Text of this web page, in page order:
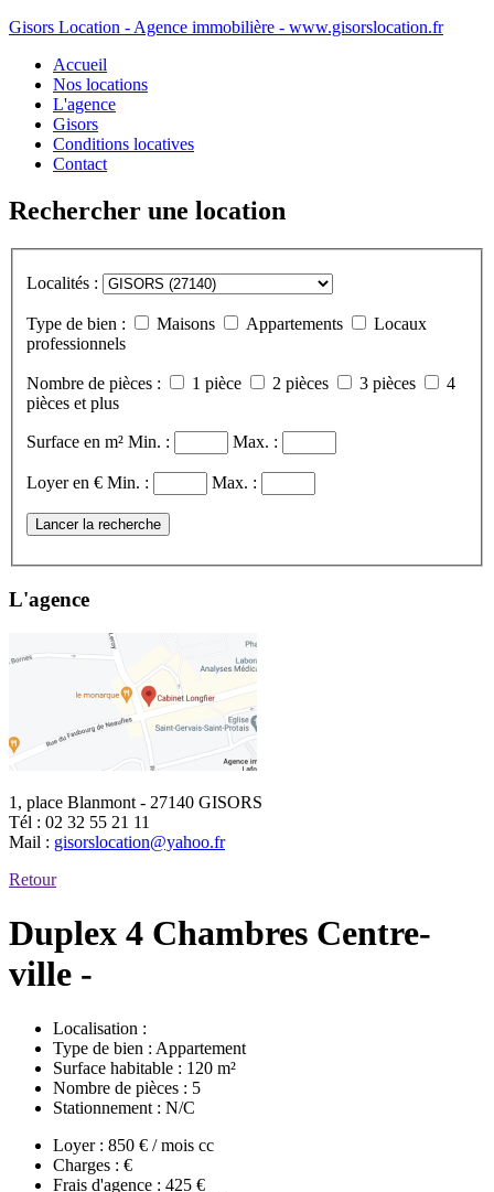
Gisors Location - Agence immobilière - www.gisorslocation.fr
Accueil
Nos locations
L'agence
Gisors
Conditions locatives
Contact
Rechercher une location
Localités :
Type de bien : Maisons Appartements
Locaux
professionnels
Nombre de pièces : 1 pièce 2 pièces 3 pièces
4
pièces et plus
Surface en m² Min. : Max. :
Loyer en € Min. : Max. :
Lancer la recherche
L'agence
1, place Blanmont - 27140 GISORS
Tél : 02 32 55 21 11
Mail : gisorslocation@yahoo.fr
Retour
Duplex 4 Chambres Centre-
ville -
Localisation :
Type de bien : Appartement
Surface habitable : 120 m²
Nombre de pièces : 5
Stationnement : N/C
Loyer : 850 € / mois cc
Charges : €
Frais d'agence : 425 €